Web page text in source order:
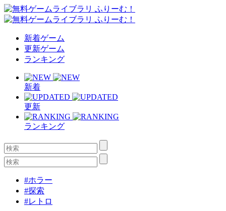
新着ゲーム
更新ゲーム
ランキング
新着
更新
ランキング
#ホラー
#探索
#レトロ